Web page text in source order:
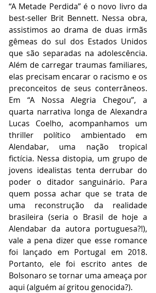
“A Metade Perdida” é o novo livro da
best-seller Brit Bennett. Nessa obra,
assistimos ao drama de duas irmãs
gêmeas do sul dos Estados Unidos
que são separadas na adolescência.
Além de carregar traumas familiares,
elas precisam encarar o racismo e os
preconceitos de seus conterrâneos.
Em “A Nossa Alegria Chegou”, a
quarta narrativa longa de Alexandra
Lucas Coelho, acompanhamos um
thriller político ambientado em
Alendabar, uma nação tropical
fictícia. Nessa distopia, um grupo de
jovens idealistas tenta derrubar do
poder o ditador sanguinário. Para
quem possa achar que se trata de
uma reconstrução da realidade
brasileira (seria o Brasil de hoje a
Alendabar da autora portuguesa?!),
vale a pena dizer que esse romance
foi lançado em Portugal em 2018.
Portanto, ele foi escrito antes de
Bolsonaro se tornar uma ameaça por
aqui (alguém aí gritou genocida?).